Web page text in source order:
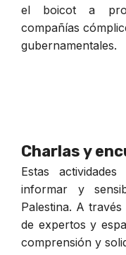
el boicot a
compañías
gubernamentales.
Charlas y
Estas
informar y
Palestina. A
de expertos y
comprensión y